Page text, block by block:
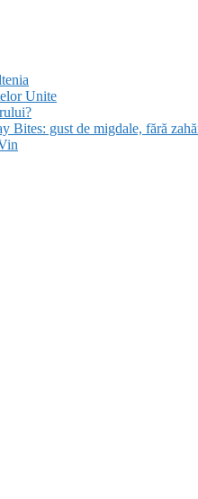
Unite
Bites: gust de migdale, fără